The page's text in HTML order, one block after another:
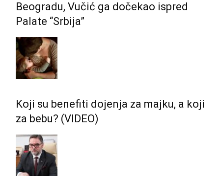
Beogradu, Vučić ga dočekao ispred
Palate “Srbija”
Koji su benefiti dojenja za majku, a koji
za bebu? (VIDEO)